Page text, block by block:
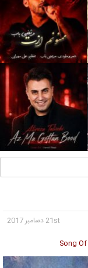
21st دسامبر 2017
Song Of